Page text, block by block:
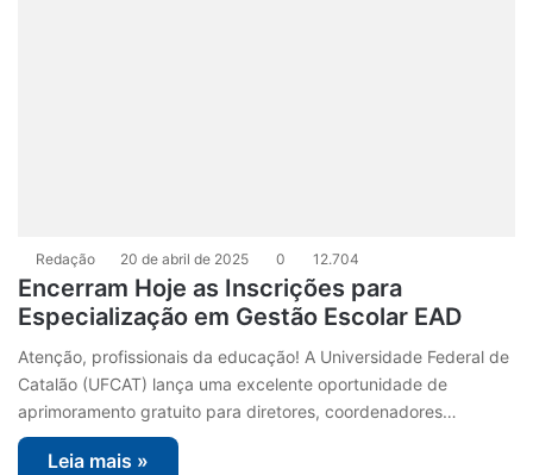
Redação 20 de abril de 2025 0 12.704
Encerram Hoje as Inscrições para
Especialização em Gestão Escolar EAD
Atenção, profissionais da educação! A Universidade Federal de
Catalão (UFCAT) lança uma excelente oportunidade de
aprimoramento gratuito para diretores, coordenadores…
Leia mais »